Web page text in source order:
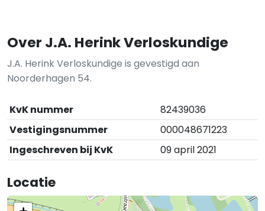
Over J.A. Herink Verloskundige
J.A. Herink Verloskundige is gevestigd aan
Noorderhagen 54.
KvK nummer
82439036
Vestigingsnummer
000048671223
Ingeschreven bij KvK
09 april 2021
Locatie